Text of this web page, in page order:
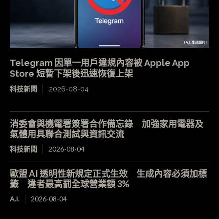
Telegram 因單一用戶違規內容被 Apple App
Store 短暫下架後迅速恢復上架
科技新聞 2026-08-04
消委會與機電署簽署合作備忘錄 加強家用電器及
氣體用具聯合測試與資訊交流
科技新聞 2026-08-04
歐盟 AI 透明性新規定正式生效 生成內容必須加標
籤 違者最高罰全球營業額 3%
A.I. 2026-08-04